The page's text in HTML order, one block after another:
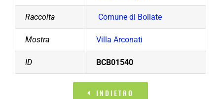
Raccolta Comune di Bollate
Mostra Villa Arconati
ID BCB01540
INDIETRO